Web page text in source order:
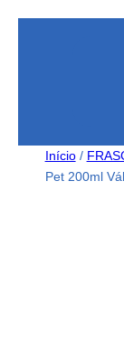
Início/
Pet 200ml